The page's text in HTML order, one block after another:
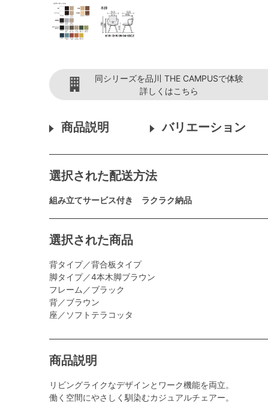
同シリーズを品川 THE CAMPUSで体験
詳しくはこちら
商品説明 バリエーション
選択された配送方法
組み立てサービス付き ラクラク納品
選択された商品
背タイプ／背合板タイプ
脚タイプ／4本木脚ブラウン
フレーム／ブラック
背／ブラウン
座／ソフトテラコッタ
商品説明
リビングライクなデザインとワーク機能を両立。
働く空間にやさしく馴染むカジュアルチェアー。